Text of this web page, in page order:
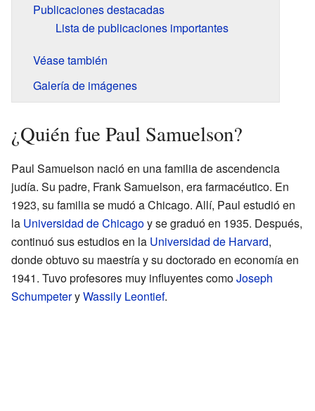
Publicaciones destacadas
Lista de publicaciones importantes
Véase también
Galería de imágenes
¿Quién fue Paul Samuelson?
Paul Samuelson nació en una familia de ascendencia
judía. Su padre, Frank Samuelson, era farmacéutico. En
1923, su familia se mudó a Chicago. Allí, Paul estudió en
la Universidad de Chicagoy se graduó en 1935. Después,
continuó sus estudios en la Universidad de Harvard,
donde obtuvo su maestría y su doctorado en economía en
1941. Tuvo profesores muy influyentes comoJoseph
SchumpeteryWassily Leontief.